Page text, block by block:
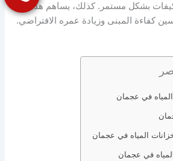
بشكل مستمر. كذلك، يساهم هذا
كفاءة المبنى وزيادة عمره الافتراضي.
في عجمان
المياه في عجمان
في عجمان